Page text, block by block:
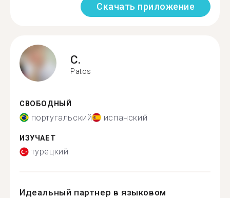
Скачать приложение
C.
Patos
СВОБОДНЫЙ
португальский испанский
ИЗУЧАЕТ
турецкий
Идеальный партнер в языковом